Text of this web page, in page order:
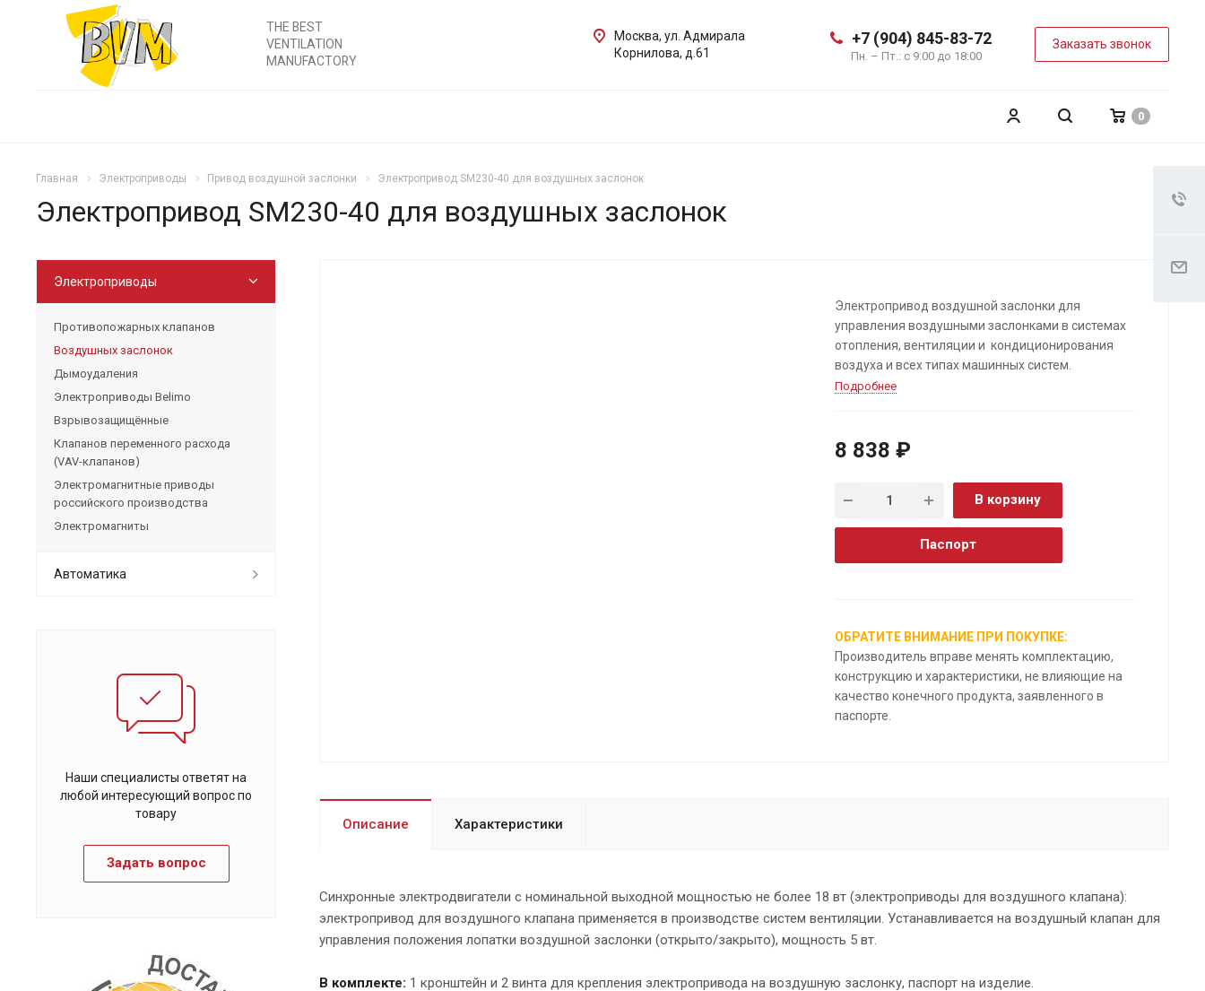
THE BEST
VENTILATION
MANUFACTORY
+7 (904) 845-83-72
Пн. – Пт.: с 9:00 до 18:00
Заказать звонок
Москва, ул. Адмирала
Корнилова, д.61
0
Главная Электроприводы Привод воздушной заслонки Электропривод SM230-40 для воздушных заслонок
Электропривод SM230-40 для воздушных заслонок
Электропривод воздушной заслонки для
управления воздушными заслонками в системах
отопления, вентиляции и кондиционирования
воздуха и всех типах машинных систем.
Подробнее
8 838 ₽
В корзину
Паспорт
ОБРАТИТЕ ВНИМАНИЕ ПРИ ПОКУПКЕ:
Производитель вправе менять комплектацию,
конструкцию и характеристики, не влияющие на
качество конечного продукта, заявленного в
паспорте.
Описание Характеристики
Синхронные электродвигатели с номинальной выходной мощностью не более 18 вт (электроприводы для воздушного клапана):
электропривод для воздушного клапана применяется в производстве систем вентиляции. Устанавливается на воздушный клапан для
управления положения лопатки воздушной заслонки (открыто/закрыто), мощность 5 вт.
В комплекте: 1 кронштейн и 2 винта для крепления электропривода на воздушную заслонку, паспорт на изделие.
Электроприводы
Противопожарных клапанов
Воздушных заслонок
Дымоудаления
Электроприводы Belimo
Взрывозащищённые
Клапанов переменного расхода
(VAV-клапанов)
Электромагнитные приводы
российского производства
Электромагниты
Автоматика
Наши специалисты ответят на
любой интересующий вопрос по
товару
Задать вопрос